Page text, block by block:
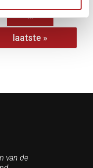
…
laatste »
van de